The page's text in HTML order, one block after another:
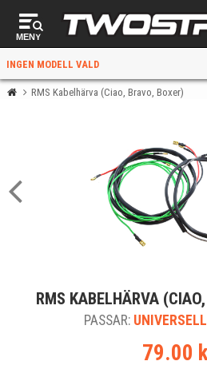
MENY
INGEN MODELL VALD
När du valt kommer butiken
och universella
RMS Kabelhärva (Ciao, Bravo, Boxer)
RMS KABELHÄRVA
PASSAR:
79.00